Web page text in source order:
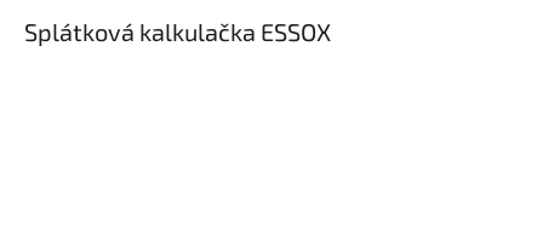
Splátková kalkulačka ESSOX